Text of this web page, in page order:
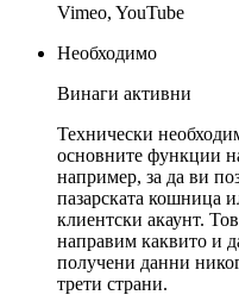
Vimeo, YouTube
Необходимо
Винаги активни
Технически
основните функции
например, за да ви
пазарската кошница
клиентски акаунт.
направим каквито и
получени данни
трети страни.